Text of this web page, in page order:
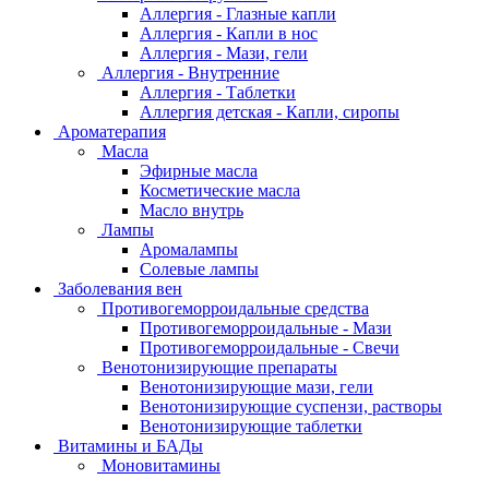
Аллергия - Глазные капли
Аллергия - Капли в нос
Аллергия - Мази, гели
Аллергия - Внутренние
Аллергия - Таблетки
Аллергия детская - Капли, сиропы
Ароматерапия
Масла
Эфирные масла
Косметические масла
Масло внутрь
Лампы
Аромалампы
Солевые лампы
Заболевания вен
Противогеморроидальные средства
Противогеморроидальные - Мази
Противогеморроидальные - Свечи
Венотонизирующие препараты
Венотонизирующие мази, гели
Венотонизирующие суспензи, растворы
Венотонизирующие таблетки
Витамины и БАДы
Моновитамины